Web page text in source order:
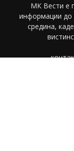
МК Вести е
информации до
средина,